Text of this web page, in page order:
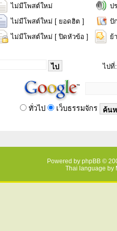
ไม่มีโพสต์ใหม่
ป
ไม่มีโพสต์ใหม่ [ ยอดฮิต ]
ปั
ไม่มีโพสต์ใหม่ [ ปิดหัวข้อ ] ย้
ไปที่:
ทั่วไป เว็บธรรมจักร
Powered by phpBB ©
Thai language by